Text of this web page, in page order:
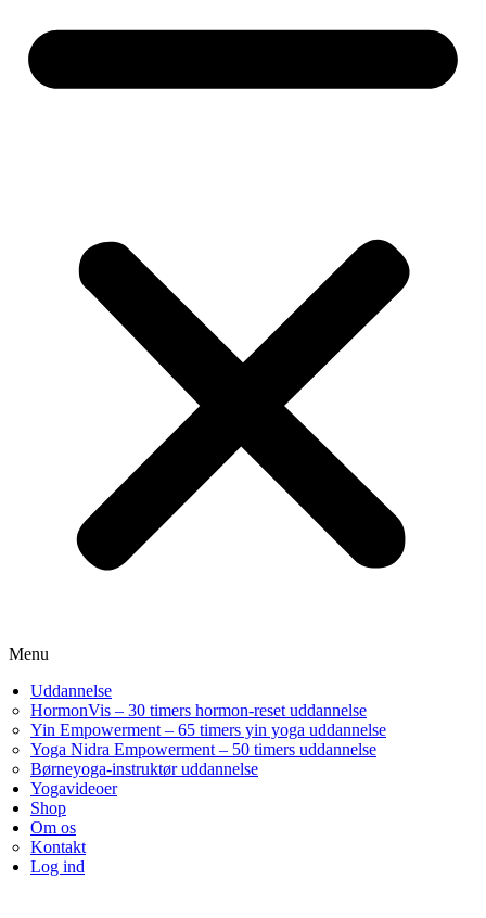
Menu
Uddannelse
HormonVis – 30 timers hormon-reset uddannelse
Yin Empowerment – 65 timers yin yoga uddannelse
Yoga Nidra Empowerment – 50 timers uddannelse
Børneyoga-instruktør uddannelse
Yogavideoer
Shop
Om os
Kontakt
Log ind